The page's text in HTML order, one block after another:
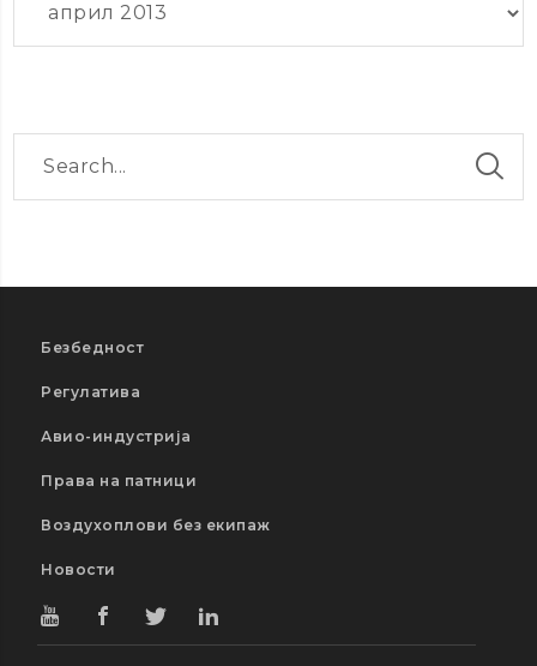
Безбедност
Регулатива
Авио-индустрија
Права на патници
Воздухоплови без екипаж
Новости